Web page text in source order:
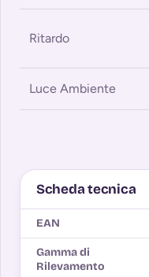
Ritardo
Luce Ambiente
Scheda tecnica
EAN
Gamma di
Rilevamento